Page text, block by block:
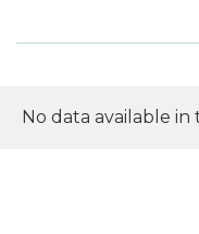
No data available in